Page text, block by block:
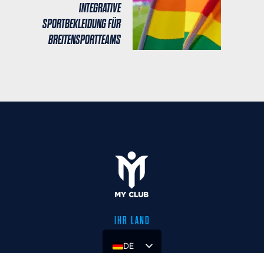
INTEGRATIVE
SPORTBEKLEIDUNG FÜR
BREITENSPORTTEAMS
IHR LAND
DE